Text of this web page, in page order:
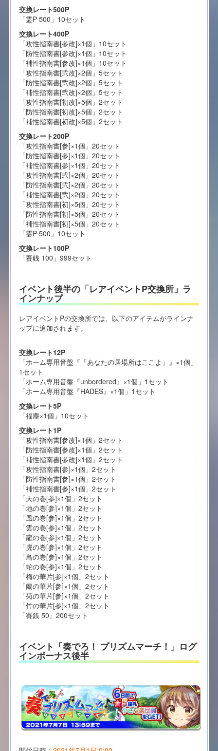
交換レート500P
「霊P 500」10セット
交換レート400P
「攻性指南書[参改]×1個」10セット
「防性指南書[参改]×1個」10セット
「補性指南書[参改]×1個」10セット
「攻性指南書[弐改]×2個」5セット
「防性指南書[弐改]×2個」5セット
「補性指南書[弐改]×2個」5セット
「攻性指南書[初改]×5個」2セット
「防性指南書[初改]×5個」2セット
「補性指南書[初改]×5個」2セット
交換レート200P
「攻性指南書[参]×1個」20セット
「防性指南書[参]×1個」20セット
「補性指南書[参]×1個」20セット
「攻性指南書[弐]×2個」20セット
「防性指南書[弐]×2個」20セット
「補性指南書[弐]×2個」20セット
「攻性指南書[初]×5個」20セット
「防性指南書[初]×5個」20セット
「補性指南書[初]×5個」20セット
「霊P 500」10セット
交換レート100P
「賽銭 100」999セット
イベント後半の「レアイベントP交換所」ラ
インナップ
レアイベントPの交換所では、以下のアイテムがラインナ
ップに追加されます。
交換レート12P
「ホーム専用音盤『「あなたの居場所はここよ」』×1個」
1セット
「ホーム専用音盤『unbordered』×1個」1セット
「ホーム専用音盤『HADES』×1個」1セット
交換レート5P
「福塵×1個」10セット
交換レート1P
「攻性指南書[参改]×1個」2セット
「防性指南書[参改]×1個」2セット
「補性指南書[参改]×1個」2セット
「攻性指南書[参]×1個」2セット
「防性指南書[参]×1個」2セット
「補性指南書[参]×1個」2セット
「天の巻[参]×1個」2セット
「地の巻[参]×1個」2セット
「風の巻[参]×1個」2セット
「雲の巻[参]×1個」2セット
「龍の巻[参]×1個」2セット
「虎の巻[参]×1個」2セット
「鳥の巻[参]×1個」2セット
「蛇の巻[参]×1個」2セット
「梅の華片[参]×1個」2セット
「蘭の華片[参]×1個」2セット
「菊の華片[参]×1個」2セット
「竹の華片[参]×1個」2セット
「賽銭 50」200セット
イベント「奏でろ！ プリズムマーチ！」ログ
インボーナス後半